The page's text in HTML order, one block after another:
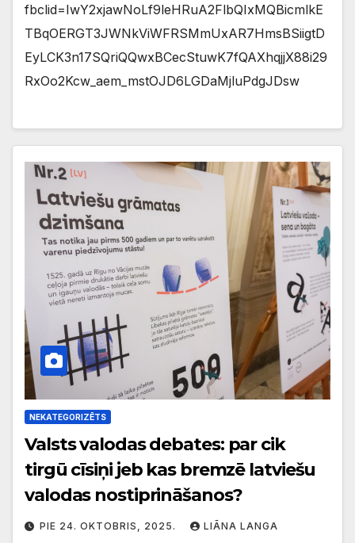
fbclid=IwY2xjawNoLf9leHRuA2FlbQIxMQBicmlkE
TBqOERGT3JWNkViWFRSMmUxAR7HmsBSiigtD
EyLCK3n17SQriQQwxBCecStuwK7fQAXhqjjX88i29
RxOo2Kcw_aem_mstOJD6LGDaMjluPdgJDsw
NEKATEGORIZĒTS
Valsts valodas debates: par cik
tirgū cīsiņi jeb kas bremzē latviešu
valodas nostiprināšanos?
PIE 24. OKTOBRIS, 2025. LIĀNA LANGA